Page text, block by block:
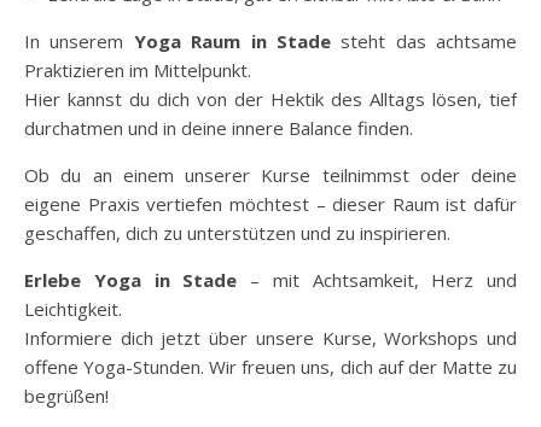
In unserem Yoga Raum in Stadesteht das achtsame
Praktizieren im Mittelpunkt.
Hier kannst du dich von der Hektik des Alltags lösen, tief
durchatmen und in deine innere Balance finden.
Ob du an einem unserer Kurse teilnimmst oder deine
eigene Praxis vertiefen möchtest – dieser Raum ist dafür
geschaffen, dich zu unterstützen und zu inspirieren.
Erlebe Yoga in Stade – mit Achtsamkeit, Herz und
Leichtigkeit.
Informiere dich jetzt über unsere Kurse, Workshops und
offene Yoga-Stunden. Wir freuen uns, dich auf der Matte zu
begrüßen!